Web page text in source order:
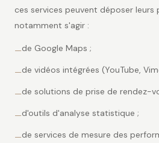
ces services peuvent déposer leurs
notamment s'agir :
—de Google Maps ;
—de vidéos intégrées (YouTube,
—de solutions de prise de rendez-
—d'outils d'analyse statistique ;
—de services de mesure des